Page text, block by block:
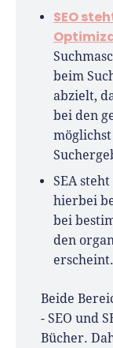
SEO
beim
abzielt,
bei den
SEA
hierbei
bei
den
erscheint.
Beide
- SEO und
Bücher.